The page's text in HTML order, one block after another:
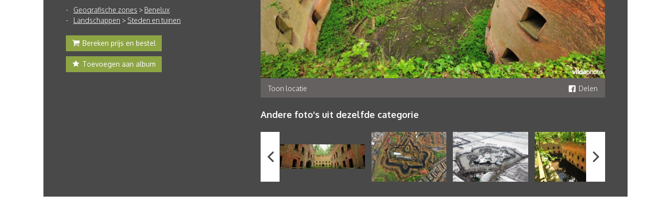
Geografische zones > Benelux
Landschappen > Steden en tuinen
Bereken prijs en bestel
Toevoegen aan album
Toon locatie Delen
Andere foto's uit dezelfde categorie